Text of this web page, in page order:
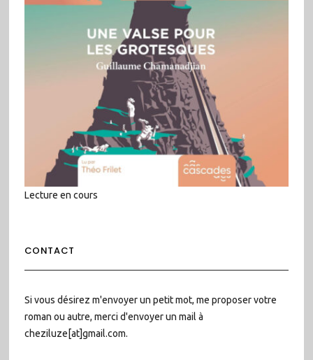
Lecture en cours
CONTACT
Si vous désirez m'envoyer un petit mot, me proposer votre
roman ou autre, merci d'envoyer un mail à
cheziluze[at]gmail.com.